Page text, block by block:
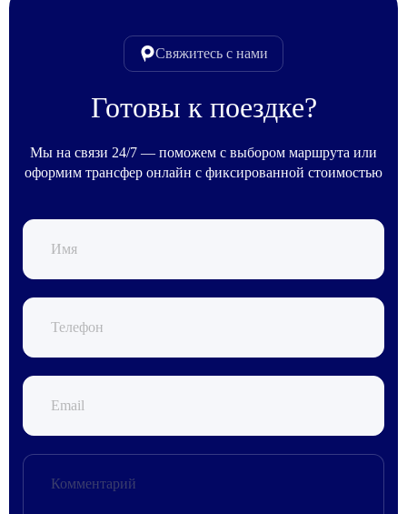
Свяжитесь с нами
Готовы к поездке?
Мы на связи 24/7 — поможем с выбором маршрута или
оформим трансфер онлайн с фиксированной стоимостью